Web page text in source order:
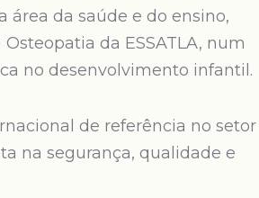
área da saúde e do ensino,
da ESSATLA, num
no desenvolvimento infantil.
de referência no setor
na segurança, qualidade e